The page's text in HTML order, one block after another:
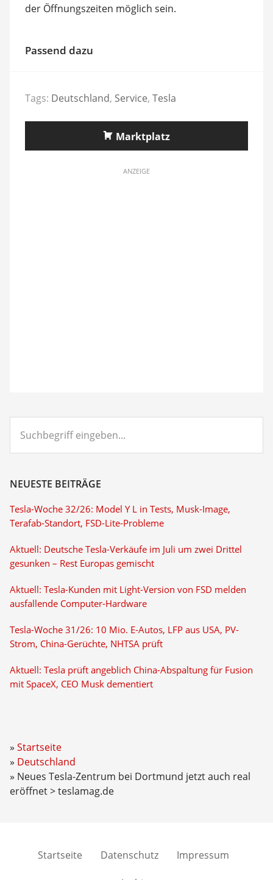
der Öffnungszeiten möglich sein.
Passend dazu
Tags: Deutschland, Service, Tesla
Marktplatz
ANZEIGE
eingeben...
NEUESTE BEITRÄGE
Tesla-Woche 32/26: Model Y L in Tests, Musk-Image,
Terafab-Standort, FSD-Lite-Probleme
Aktuell: Deutsche Tesla-Verkäufe im Juli um zwei Drittel
gesunken – Rest Europas gemischt
Aktuell: Tesla-Kunden mit Light-Version von FSD melden
ausfallende Computer-Hardware
Tesla-Woche 31/26: 10 Mio. E-Autos, LFP aus USA, PV-
Strom, China-Gerüchte, NHTSA prüft
Aktuell: Tesla prüft angeblich China-Abspaltung für Fusion
mit SpaceX, CEO Musk dementiert
Startseite
Deutschland
Neues Tesla-Zentrum bei Dortmund jetzt auch real
eröffnet > teslamag.de
Startseite Datenschutz Impressum